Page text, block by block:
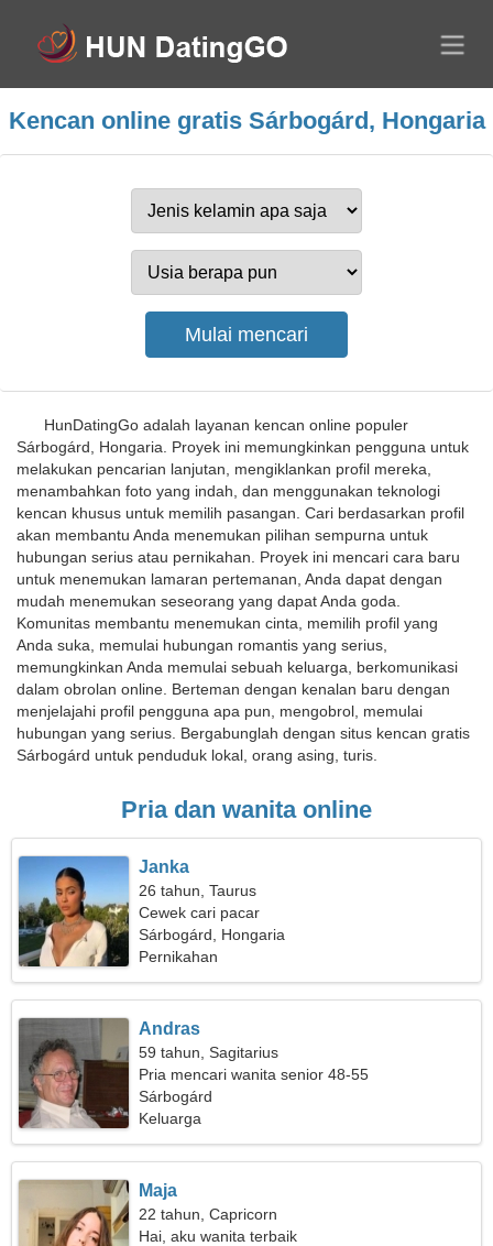
Kencan online gratis Sárbogárd, Hongaria
HunDatingGo adalah layanan kencan online populer
Sárbogárd, Hongaria. Proyek ini memungkinkan pengguna untuk
melakukan pencarian lanjutan, mengiklankan profil mereka,
menambahkan foto yang indah, dan menggunakan teknologi
kencan khusus untuk memilih pasangan. Cari berdasarkan profil
akan membantu Anda menemukan pilihan sempurna untuk
hubungan serius atau pernikahan. Proyek ini mencari cara baru
untuk menemukan lamaran pertemanan, Anda dapat dengan
mudah menemukan seseorang yang dapat Anda goda.
Komunitas membantu menemukan cinta, memilih profil yang
Anda suka, memulai hubungan romantis yang serius,
memungkinkan Anda memulai sebuah keluarga, berkomunikasi
dalam obrolan online. Berteman dengan kenalan baru dengan
menjelajahi profil pengguna apa pun, mengobrol, memulai
hubungan yang serius. Bergabunglah dengan situs kencan gratis
Sárbogárd untuk penduduk lokal, orang asing, turis.
Pria dan wanita online
Janka
26 tahun, Taurus
Cewek cari pacar
Sárbogárd, Hongaria
Pernikahan
Andras
59 tahun, Sagitarius
Pria mencari wanita senior 48-55
Sárbogárd
Keluarga
Maja
22 tahun, Capricorn
Hai, aku wanita terbaik